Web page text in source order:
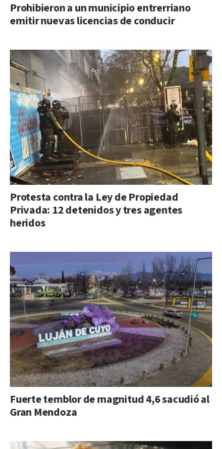
Prohibieron a un municipio entrerriano
emitir nuevas licencias de conducir
Protesta contra la Ley de Propiedad
Privada: 12 detenidos y tres agentes
heridos
Fuerte temblor de magnitud 4,6 sacudió al
Gran Mendoza